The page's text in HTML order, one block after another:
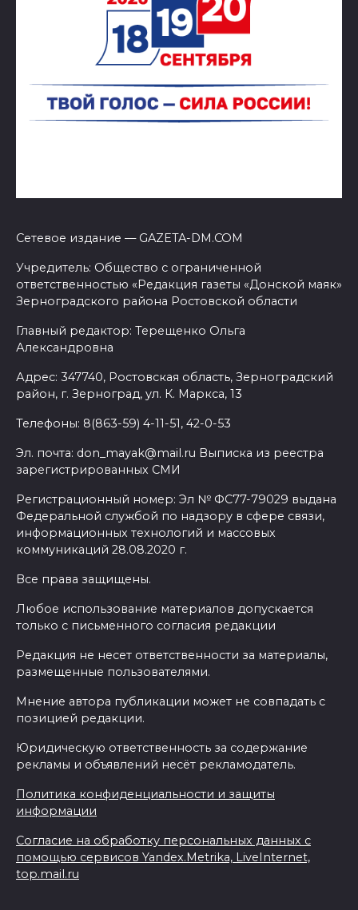
Сетевое издание — GAZETA-DM.COM
Учредитель: Общество с ограниченной
ответственностью «Редакция газеты «Донской маяк»
Зерноградского района Ростовской области
Главный редактор: Терещенко Ольга
Александровна
Адрес: 347740, Ростовская область, Зерноградский
район, г. Зерноград, ул. К. Маркса, 13
Телефоны: 8(863-59) 4-11-51, 42-0-53
Эл. почта: don_mayak@mail.ru Выписка из реестра
зарегистрированных СМИ
Регистрационный номер: Эл № ФС77-79029 выдана
Федеральной службой по надзору в сфере связи,
информационных технологий и массовых
коммуникаций 28.08.2020 г.
Все права защищены.
Любое использование материалов допускается
только с письменного согласия редакции
Редакция не несет ответственности за материалы,
размещенные пользователями.
Мнение автора публикации может не совпадать с
позицией редакции.
Юридическую ответственность за содержание
рекламы и объявлений несёт рекламодатель.
Политика конфиденциальности и защиты
информации
Согласие на обработку персональных данных с
помощью сервисов Yandex.Metrika, LiveInternet,
top.mail.ru